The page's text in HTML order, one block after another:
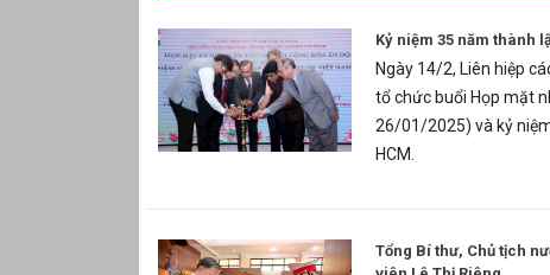
Kỷ niệm 35 năm thành
Ngày 14/2, Liên hiệp
tổ chức buổi Họp mặt
26/01/2025) và kỷ
HCM.
Tổng Bí thư, Chủ tịch